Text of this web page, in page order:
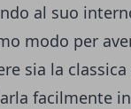
al suo
modo per
sia la
facilmente